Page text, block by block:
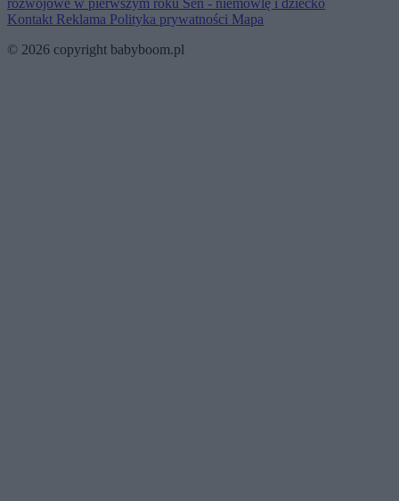
Kontakt Reklama Polityka prywatności Mapa
© 2026 copyright babyboom.pl